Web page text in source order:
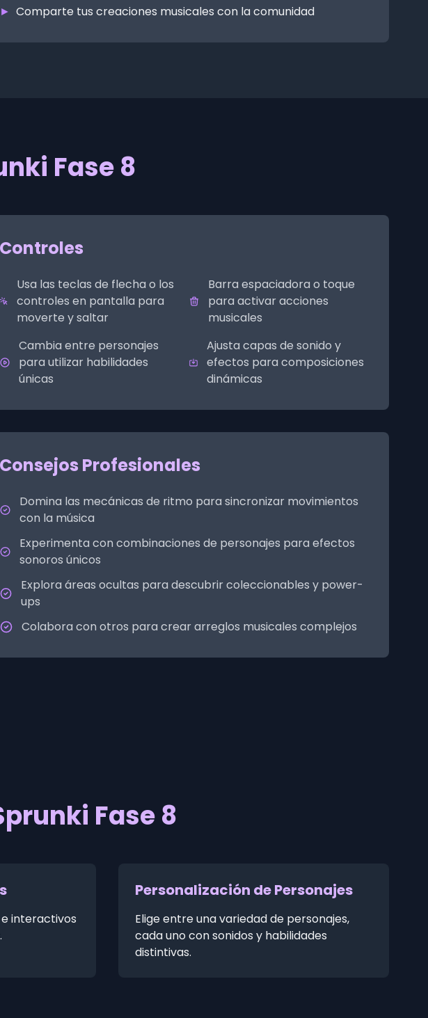
► Comparte tus creaciones musicales con la comunidad
Fase 8
Controles
Usa las teclas de flecha o los
controles en pantalla para
moverte y saltar
Barra espaciadora o toque
para activar acciones
musicales
Cambia entre personajes
para utilizar habilidades
únicas
Ajusta capas de sonido y
efectos para composiciones
dinámicas
Consejos Profesionales
Domina las mecánicas de ritmo para sincronizar movimientos
con la música
Experimenta con combinaciones de personajes para efectos
sonoros únicos
Explora áreas ocultas para descubrir coleccionables y power-
ups
Colabora con otros para crear arreglos musicales complejos
Fase 8
interactivos
Personalización de Personajes
Elige entre una variedad de personajes,
cada uno con sonidos y habilidades
distintivas.